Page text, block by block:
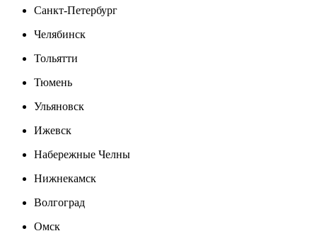
Санкт-Петербург
Челябинск
Тольятти
Тюмень
Ульяновск
Ижевск
Набережные Челны
Нижнекамск
Волгоград
Омск